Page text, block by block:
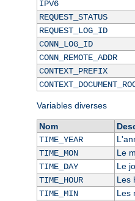
IPV6
REQUEST_STATUS
REQUEST_LOG_ID
CONN_LOG_ID
CONN_REMOTE_ADDR
CONTEXT_PREFIX
Variables diverses
Nom
TIME_YEAR
TIME_MON
Le
TIME_DAY
Le
TIME_HOUR
Les
TIME_MIN
Les